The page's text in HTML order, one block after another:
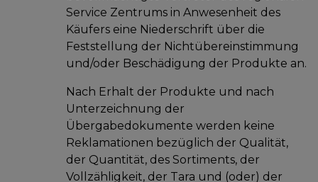
Service Zentrums in Anwesenheit des
Käufers eine Niederschrift über die
Feststellung der Nichtübereinstimmung
und/oder Beschädigung der Produkte an.
Nach Erhalt der Produkte und nach
Unterzeichnung der
Übergabedokumente werden keine
Reklamationen bezüglich der Qualität,
der Quantität, des Sortiments, der
Vollzähligkeit, der Tara und (oder) der